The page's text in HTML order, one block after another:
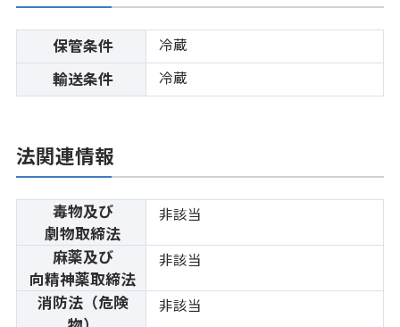
保管条件 冷蔵
輸送条件 冷蔵
法関連情報
毒物及び
劇物取締法
非該当
麻薬及び
向精神薬取締法
非該当
消防法（危険
非該当